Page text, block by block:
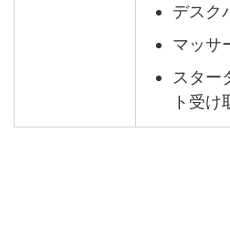
デスク
マッサ
スター
ト受